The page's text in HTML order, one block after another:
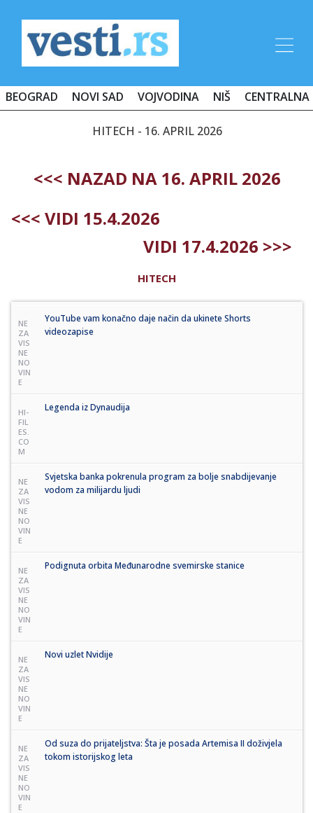
BEOGRAD NOVI SAD VOJVODINA NIŠ CENTRALNA
HITECH - 16. APRIL 2026
<<< NAZAD NA 16. APRIL 2026
<<< VIDI 15.4.2026
VIDI 17.4.2026 >>>
HITECH
NE
ZA
VIS
NE
NO
VIN
E
YouTube vam konačno daje način da ukinete Shorts
videozapise
HI-
FIL
ES.
CO
M
Legenda iz Dynaudija
NE
ZA
VIS
NE
NO
VIN
E
Svjetska banka pokrenula program za bolje snabdijevanje
vodom za milijardu ljudi
NE
ZA
VIS
NE
NO
VIN
E
Podignuta orbita Međunarodne svemirske stanice
NE
ZA
VIS
NE
NO
VIN
E
Novi uzlet Nvidije
NE
ZA
VIS
NE
NO
VIN
E
Od suza do prijateljstva: Šta je posada Artemisa II doživjela
tokom istorijskog leta